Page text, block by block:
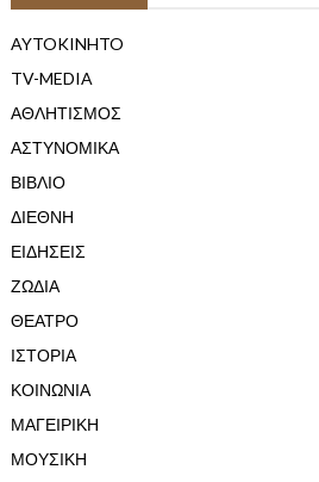
AYTOKINHTO
TV-MEDIA
ΑΘΛΗΤΙΣΜΟΣ
ΑΣΤΥΝΟΜΙΚΑ
ΒΙΒΛΙΟ
ΔΙΕΘΝΗ
ΕΙΔΗΣΕΙΣ
ΖΩΔΙΑ
ΘΕΑΤΡΟ
ΙΣΤΟΡΙΑ
ΚΟΙΝΩΝΙΑ
ΜΑΓΕΙΡΙΚΗ
ΜΟΥΣΙΚΗ